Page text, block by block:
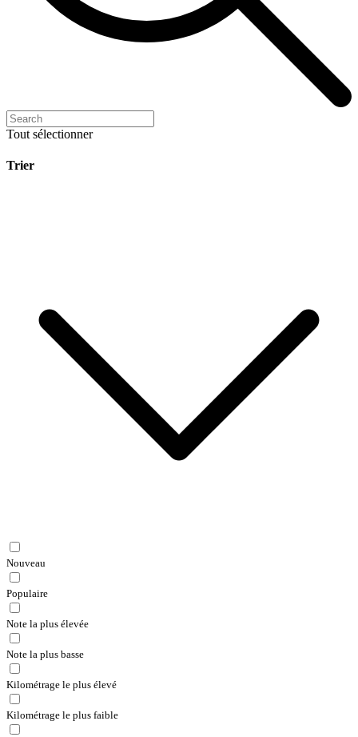
Tout sélectionner
Trier
Nouveau
Populaire
Note la plus élevée
Note la plus basse
Kilométrage le plus élevé
Kilométrage le plus faible